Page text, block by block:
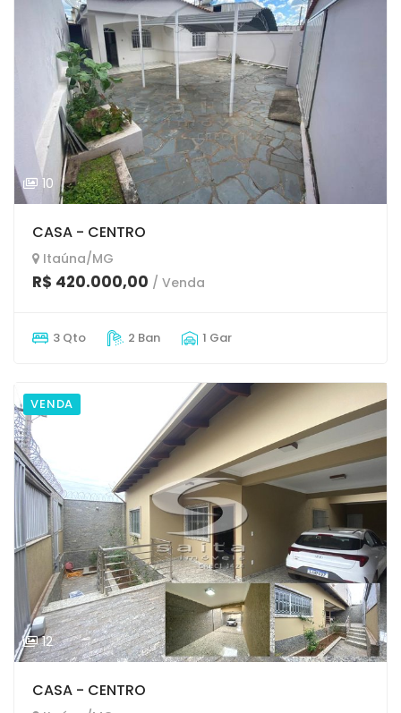
10
CASA - CENTRO
Itaúna/MG
R$ 420.000,00 / Venda
3 Qto 2 Ban 1 Gar
VENDA
12
CASA - CENTRO